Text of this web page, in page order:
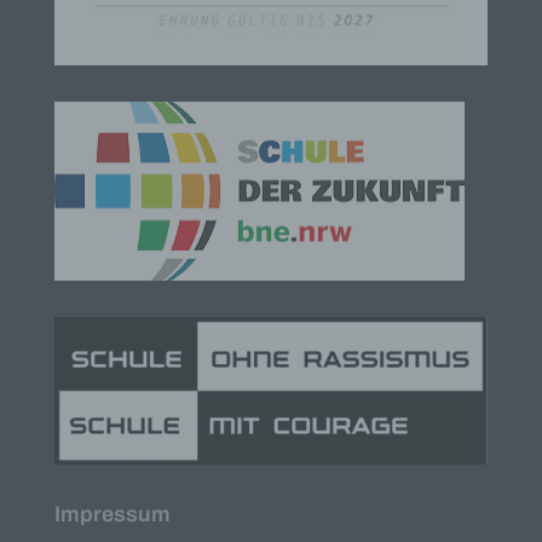
Impressum
natürliche Person angesehen, die direkt oder
Kennnummer, zu Standortdaten, zu einer Online-
Kennung oder zu einem oder mehreren
besonderen Merkmalen, die Ausdruck der
physischen, physiologischen, genetischen,
psychischen, wirtschaftlichen, kulturellen oder
sozialen Identität dieser natürlichen Person sind,
identifiziert werden kann.
b) betroffene Person
Betroffene Person ist jede identifizierte oder
identifizierbare natürliche Person, deren
c) Verarbeitung
automatisierter Verfahren ausgeführte Vorgang
oder jede solche Vorgangsreihe im